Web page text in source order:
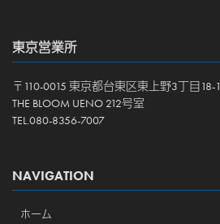
東京営業所
〒110-0015 東京都台東区東上野3丁目18-1
THE BLOOM UENO 212号室
TEL.080-8356-7007
NAVIGATION
ホーム